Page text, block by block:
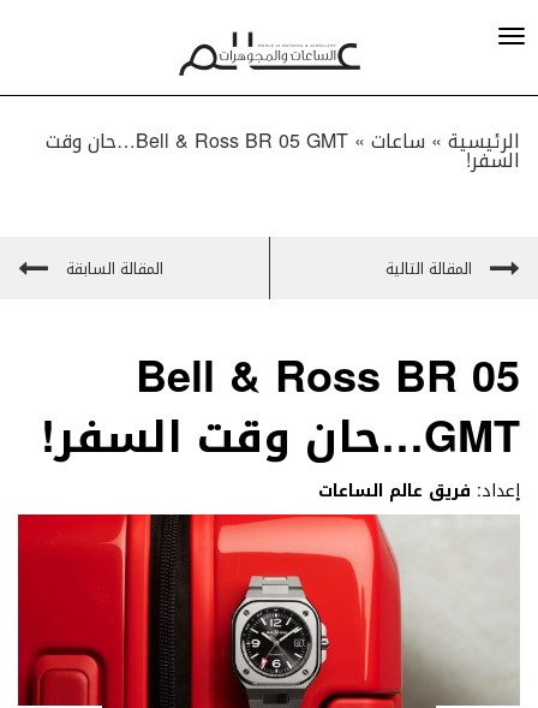
الرئيسية » ساعات» Bell & Ross BR 05 GMT…حان وقت
السفر!
المقالة التالية المقالة السابقة
Bell & Ross BR 05
GMT…حان وقت السفر!
إعداد: فريق عالم الساعات